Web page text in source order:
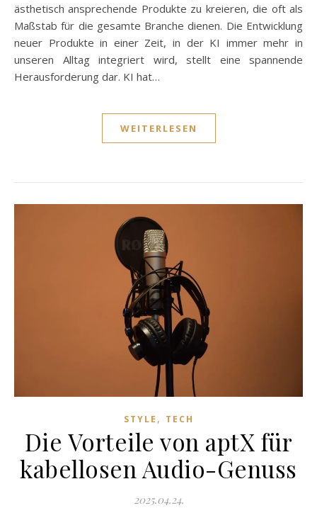
ästhetisch ansprechende Produkte zu kreieren, die oft als
Maßstab für die gesamte Branche dienen. Die Entwicklung
neuer Produkte in einer Zeit, in der KI immer mehr in
unseren Alltag integriert wird, stellt eine spannende
Herausforderung dar. KI hat…
WEITERLESEN
STYLE , TECH
Die Vorteile von aptX für
kabellosen Audio-Genuss
2025.04.24.